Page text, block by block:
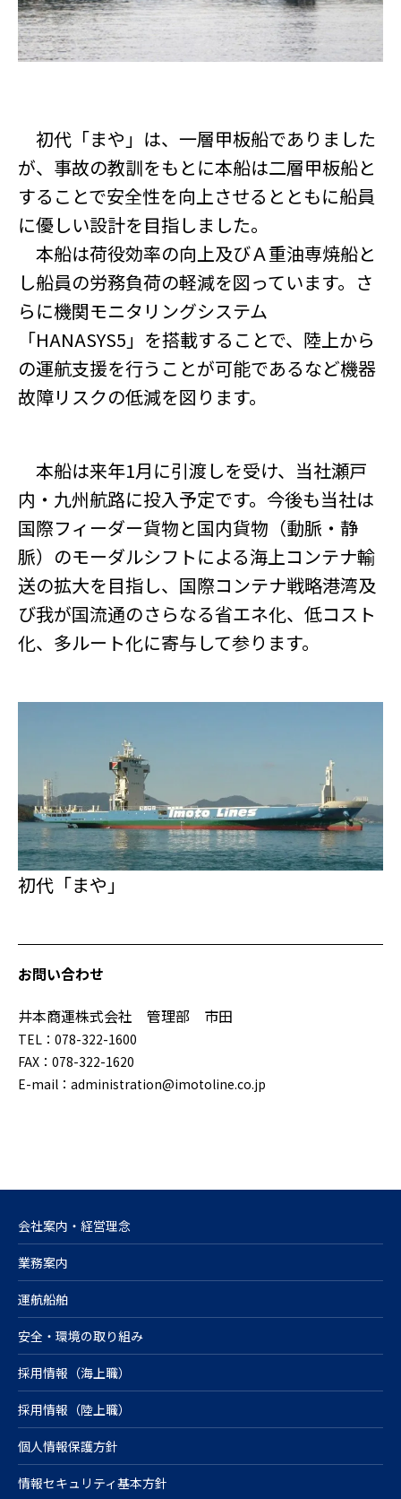
初代「まや」は、一層甲板船でありました
が、事故の教訓をもとに本船は二層甲板船と
することで安全性を向上させるとともに船員
に優しい設計を目指しました。
本船は荷役効率の向上及びＡ重油専焼船と
し船員の労務負荷の軽減を図っています。さ
らに機関モニタリングシステム
「HANASYS5」を搭載することで、陸上から
の運航支援を行うことが可能であるなど機器
故障リスクの低減を図ります。
本船は来年1月に引渡しを受け、当社瀬戸
内・九州航路に投入予定です。今後も当社は
国際フィーダー貨物と国内貨物（動脈・静
脈）のモーダルシフトによる海上コンテナ輸
送の拡大を目指し、国際コンテナ戦略港湾及
び我が国流通のさらなる省エネ化、低コスト
化、多ルート化に寄与して参ります。
初代「まや」
お問い合わせ
井本商運株式会社 管理部 市田
TEL：078-322-1600
FAX：078-322-1620
E-mail：administration@imotoline.co.jp
会社案内・経営理念
業務案内
運航船舶
安全・環境の取り組み
採用情報（海上職）
採用情報（陸上職）
個人情報保護方針
情報セキュリティ基本方針